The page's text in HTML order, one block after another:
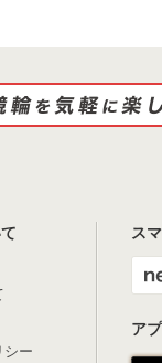
ー
ス
ア